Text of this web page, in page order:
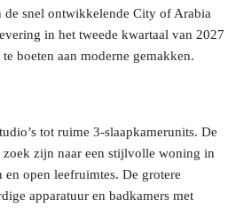
snel ontwikkelende City of Arabia
in het tweede kwartaal van 2027
boeten aan moderne gemakken.
tot ruime 3-slaapkamerunits. De
zijn naar een stijlvolle woning in
open leefruimtes. De grotere
apparatuur en badkamers met